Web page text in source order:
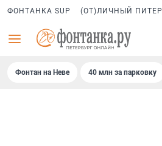
ФОНТАНКА SUP (ОТ)ЛИЧНЫЙ ПИТЕР
Фонтан на Неве 40 млн за парковку